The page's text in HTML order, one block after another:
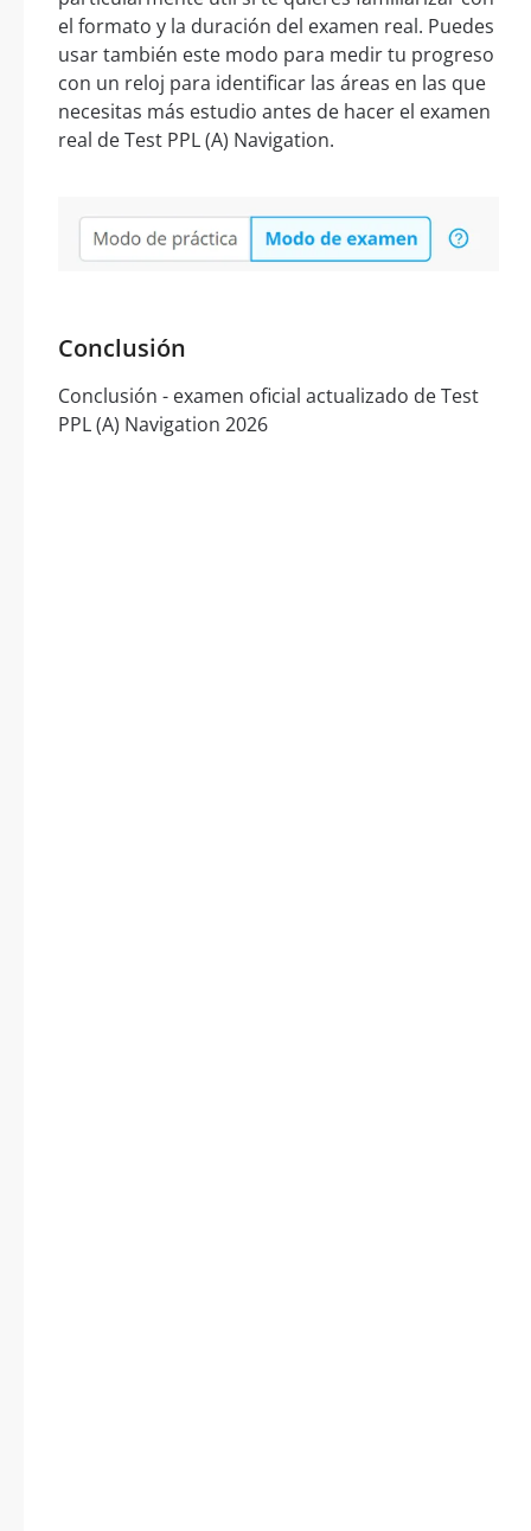
el formato y la duración del examen real. Puedes
usar también este modo para medir tu progreso
con un reloj para identificar las áreas en las que
necesitas más estudio antes de hacer el examen
real de Test PPL (A) Navigation.
Conclusión
Conclusión - examen oficial actualizado de Test
PPL (A) Navigation 2026